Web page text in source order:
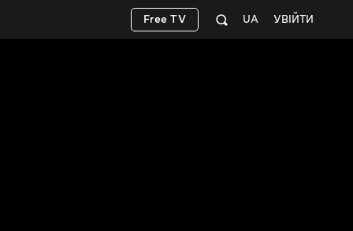
УВІЙТИ
UA
Free TV